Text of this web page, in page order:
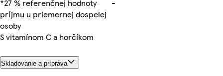
*27 % referenčnej hodnoty
príjmu u priemernej dospelej
osoby
-
S vitamínom C a horčíkom
Skladovanie a príprava